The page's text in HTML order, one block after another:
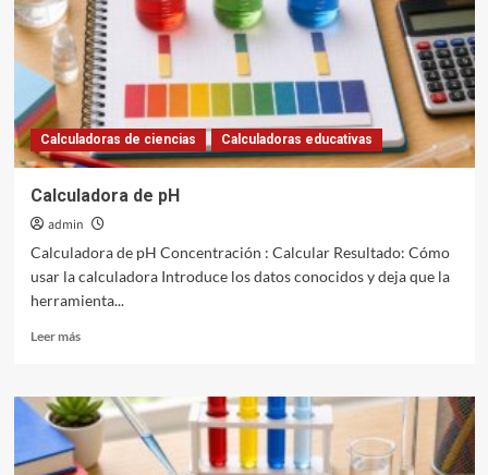
Calculadoras de ciencias Calculadoras educativas
Calculadora de pH
admin
Calculadora de pH Concentración : Calcular Resultado: Cómo
usar la calculadora Introduce los datos conocidos y deja que la
herramienta...
Leer másLeer
Calculadora
de
pH